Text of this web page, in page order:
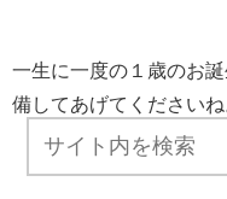
一生に一度の１歳のお
備してあげてくださいね